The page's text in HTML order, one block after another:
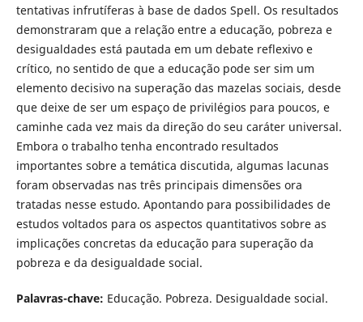
tentativas infrutíferas à base de dados Spell. Os resultados
demonstraram que a relação entre a educação, pobreza e
desigualdades está pautada em um debate reflexivo e
crítico, no sentido de que a educação pode ser sim um
elemento decisivo na superação das mazelas sociais, desde
que deixe de ser um espaço de privilégios para poucos, e
caminhe cada vez mais da direção do seu caráter universal.
Embora o trabalho tenha encontrado resultados
importantes sobre a temática discutida, algumas lacunas
foram observadas nas três principais dimensões ora
tratadas nesse estudo. Apontando para possibilidades de
estudos voltados para os aspectos quantitativos sobre as
implicações concretas da educação para superação da
pobreza e da desigualdade social.
Palavras-chave: Educação. Pobreza. Desigualdade social.